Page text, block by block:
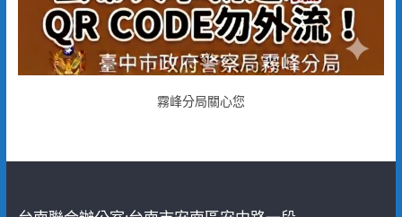
霧峰分局關心您